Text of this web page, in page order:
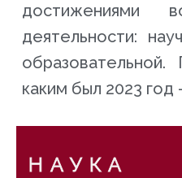
достижениями
деятельности:
каким был 2023 год
Н А У К А